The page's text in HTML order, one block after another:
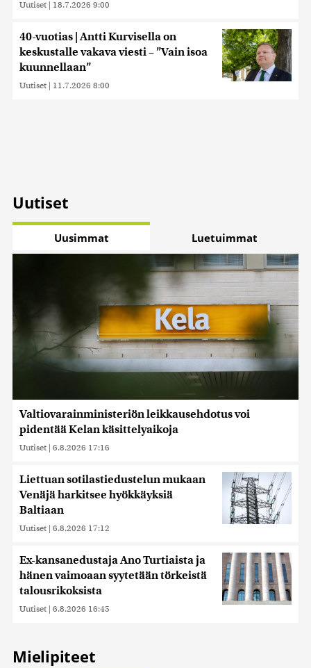
Uutiset | 18.7.2026 9:00
40-vuotias | Antti Kurvisella on
keskustalle vakava viesti – ”Vain isoa
kuunnellaan”
Uutiset | 11.7.2026 8:00
Uutiset
Uusimmat Luetuimmat
Valtiovarainministeriön leikkausehdotus voi
pidentää Kelan käsittelyaikoja
Uutiset | 6.8.2026 17:16
Liettuan sotilastiedustelun mukaan
Venäjä harkitsee hyökkäyksiä
Baltiaan
Uutiset | 6.8.2026 17:12
Ex-kansanedustaja Ano Turtiaista ja
hänen vaimoaan syytetään törkeistä
talousrikoksista
Uutiset | 6.8.2026 16:45
Mielipiteet